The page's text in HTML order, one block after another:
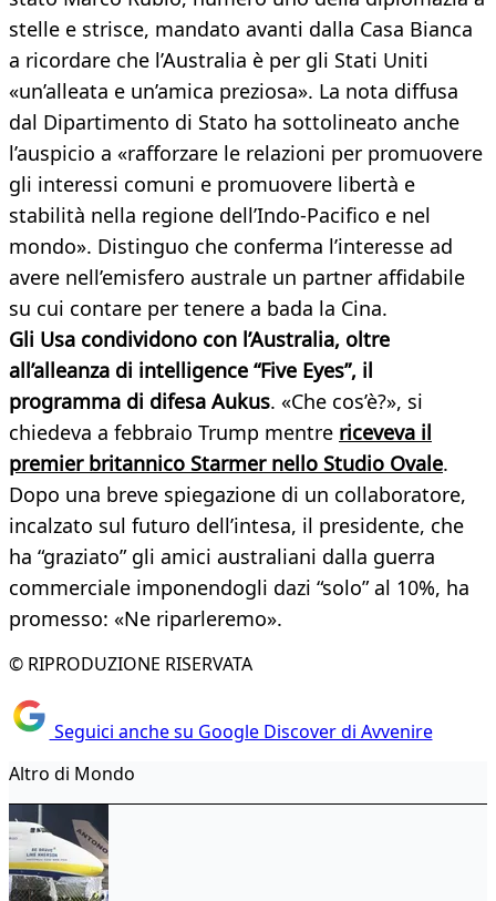
stelle e strisce, mandato avanti dalla Casa Bianca
a ricordare che l’Australia è per gli Stati Uniti
«un’alleata e un’amica preziosa». La nota diffusa
dal Dipartimento di Stato ha sottolineato anche
l’auspicio a «rafforzare le relazioni per promuovere
gli interessi comuni e promuovere libertà e
stabilità nella regione dell’Indo-Pacifico e nel
mondo». Distinguo che conferma l’interesse ad
avere nell’emisfero australe un partner affidabile
su cui contare per tenere a bada la Cina.
Gli Usa condividono con l’Australia, oltre
all’alleanza di intelligence “Five Eyes”, il
programma di difesa Aukus. «Che cos’è?», si
chiedeva a febbraio Trump mentre riceveva il
premier britannico Starmer nello Studio Ovale.
Dopo una breve spiegazione di un collaboratore,
incalzato sul futuro dell’intesa, il presidente, che
ha “graziato” gli amici australiani dalla guerra
commerciale imponendogli dazi “solo” al 10%, ha
promesso: «Ne riparleremo».
© RIPRODUZIONE RISERVATA
Seguici anche su Google Discover di Avvenire
Altro di Mondo